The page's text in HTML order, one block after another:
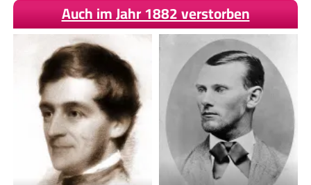
Auch im Jahr 1882 verstorben